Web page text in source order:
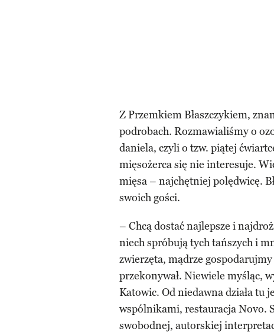
Z Przemkiem Błaszczykiem,
podrobach. Rozmawialiśmy o
daniela, czyli o tzw. piątej
mięsożerca się nie interesuje.
mięsa – najchętniej polędwicę.
swoich gości.
– Chcą dostać najlepsze i
niech spróbują tych tańszych i
zwierzęta, mądrze
przekonywał. Niewiele myśląc,
Katowic. Od niedawna działa tu
wspólnikami, restauracja Novo.
swobodnej, autorskiej